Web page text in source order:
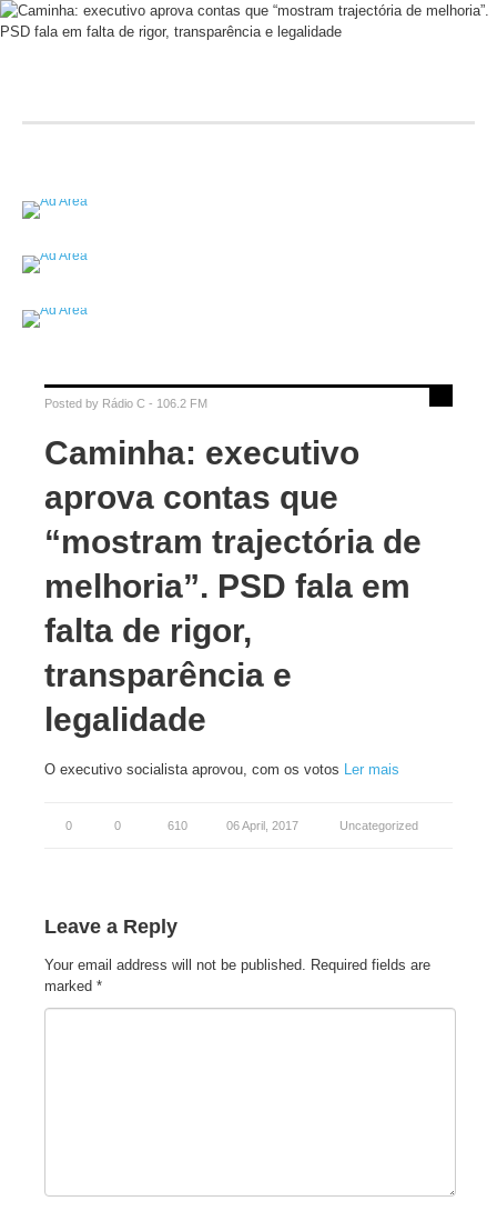
Posted by Rádio C - 106.2 FM
Caminha: executivo
aprova contas que
“mostram trajectória de
melhoria”. PSD fala em
falta de rigor,
transparência e
legalidade
O executivo socialista aprovou, com os votos Ler mais
0 0 610 06 April, 2017 Uncategorized
Leave a Reply
Your email address will not be published. Required fields are
marked *